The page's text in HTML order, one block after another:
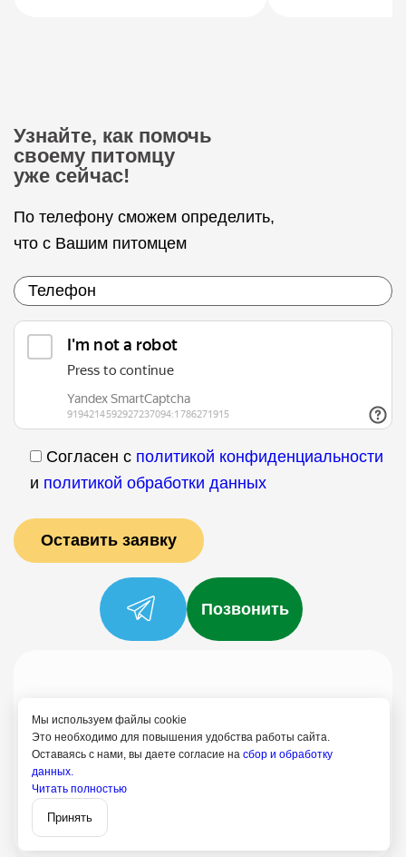
Узнайте, как помочь
своему питомцу
уже сейчас!
По телефону сможем определить,
что с Вашим питомцем
Согласен с политикой конфиденциальности
и политикой обработки данных
Мы используем файлы cookie
Это необходимо для повышения удобства работы сайта.
Оставаясь с нами, вы даете согласие на сбор и обработку
данных.
Читать полностью
Принять
Позвонить
Политика конфиденциальности
Согласие на обработку
+7 (958) 795-61-54
Озёрный